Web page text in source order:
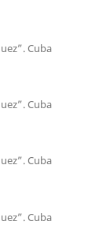
Cuba
Cuba
Cuba
Cuba